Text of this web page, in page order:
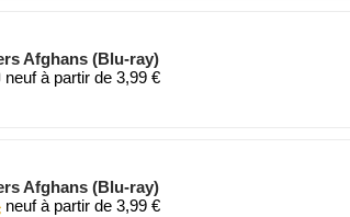
Afghans (Blu-ray)
neuf à partir de 3,99 €
Afghans (Blu-ray)
neuf à partir de 3,99 €